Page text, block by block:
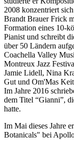
2008 konzentriert
Brandt Brauer Frick
Formation eines 10-
Pianist und schreibt
über 50 Ländern
Coachella Valley
Montreux Jazz
Jamie Lidell, Nina
Gut und Om'Mas
Im Jahre 2016
dem Titel “Gianni”,
hatte.
Im Mai dieses Jahre
Botanicals" bei